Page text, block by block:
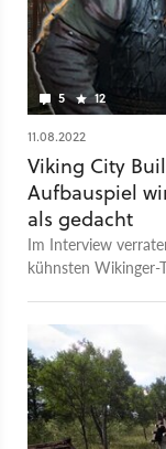
5 12
11.08.2022
Viking City
Aufbauspiel
als gedacht
Im Interview
kühnsten Wikinger-